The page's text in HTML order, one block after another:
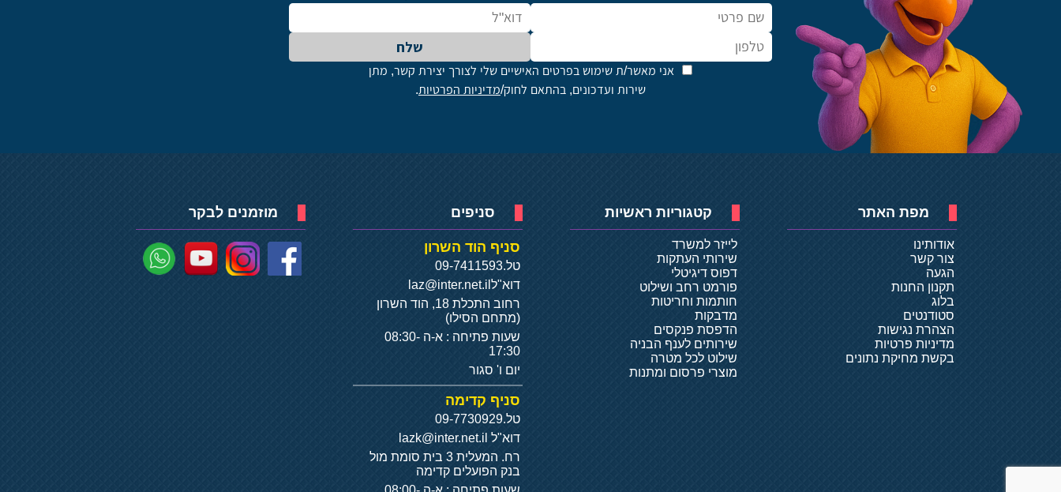
שלח
אני מאשר/ת שימוש בפרטים האישיים שלי לצורך יצירת קשר, מתן
שירות ועדכונים, בהתאם לחוק/מדיניות הפרטיות.
מפת האתר
אודותינו
צור קשר
הגעה
תקנון החנות
בלוג
סטודנטים
הצהרת נגישות
מדיניות פרטיות
בקשת מחיקת נתונים
קטגוריות ראשיות
לייזר למשרד
שירותי העתקות
דפוס דיגיטלי
פורמט רחב ושילוט
חותמות וחריטות
מדבקות
הדפסת פנקסים
שירותים לענף הבניה
שילוט לכל מטרה
מוצרי פרסום ומתנות
סניפים
סניף הוד השרון
טל.09-7411593
דוא"ל laz@inter.net.il
רחוב התכלת 18, הוד השרון
(מתחם הסילו)
שעות פתיחה : א-ה 08:30-
17:30
יום ו' סגור
סניף קדימה
טל.09-7730929
דוא"ל
רח. המעלית 3 בית סומת מול
בנק הפועלים קדימה
מוזמנים לבקר